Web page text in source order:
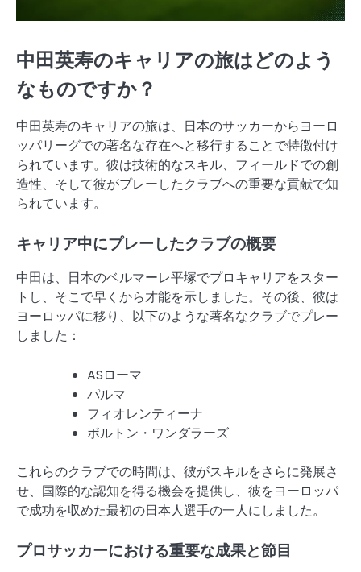
中田英寿のキャリアの旅はどのよう
なものですか？
中田英寿のキャリアの旅は、日本のサッカーからヨーロ
ッパリーグでの著名な存在へと移行することで特徴付け
られています。彼は技術的なスキル、フィールドでの創
造性、そして彼がプレーしたクラブへの重要な貢献で知
られています。
キャリア中にプレーしたクラブの概要
中田は、日本のベルマーレ平塚でプロキャリアをスター
トし、そこで早くから才能を示しました。その後、彼は
ヨーロッパに移り、以下のような著名なクラブでプレー
しました：
ASローマ
パルマ
フィオレンティーナ
ボルトン・ワンダラーズ
これらのクラブでの時間は、彼がスキルをさらに発展さ
せ、国際的な認知を得る機会を提供し、彼をヨーロッパ
で成功を収めた最初の日本人選手の一人にしました。
プロサッカーにおける重要な成果と節目